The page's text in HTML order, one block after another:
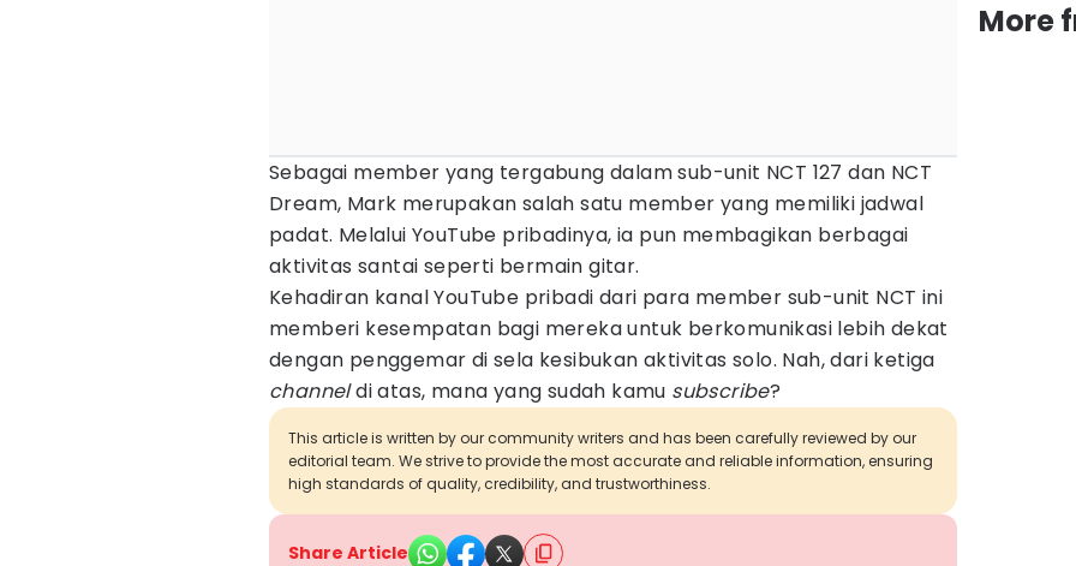
Sebagai member yang tergabung dalam sub-unit NCT 127 dan NCT
Dream, Mark merupakan salah satu member yang memiliki jadwal
padat. Melalui YouTube pribadinya, ia pun membagikan berbagai
aktivitas santai seperti bermain gitar.
Kehadiran kanal YouTube pribadi dari para member sub-unit NCT ini
memberi kesempatan bagi mereka untuk berkomunikasi lebih dekat
dengan penggemar di sela kesibukan aktivitas solo. Nah, dari ketiga
channeldi atas, mana yang sudah kamu subscribe?
This article is written by our community writers and has been carefully reviewed by our
editorial team. We strive to provide the most accurate and reliable information, ensuring
high standards of quality, credibility, and trustworthiness.
Share Article
More